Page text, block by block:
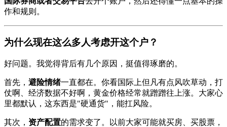
作和规则。
为什么现在这么多人考虑开这个户？
好问题。我觉得背后有几个原因，挺值得琢磨的。
首先， 避险情绪一直都在。你看国际上但凡有点风吹草动，打
仗啊、经济数据不好啊，黄金价格经常就蹭蹭往上涨。大家心
里都默认，这东西是"硬通货"，能扛风险。
其次， 资产配置的需求变了。以前大家可能就买房、买股票，